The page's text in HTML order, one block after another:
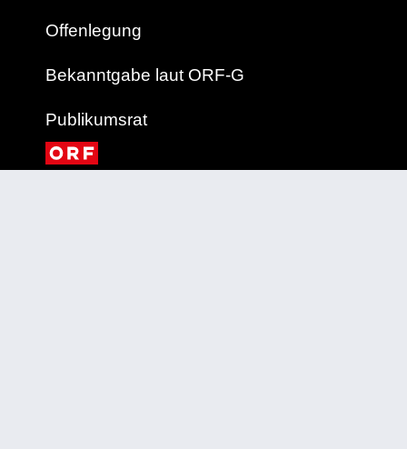
Offenlegung
Bekanntgabe laut ORF-G
Publikumsrat